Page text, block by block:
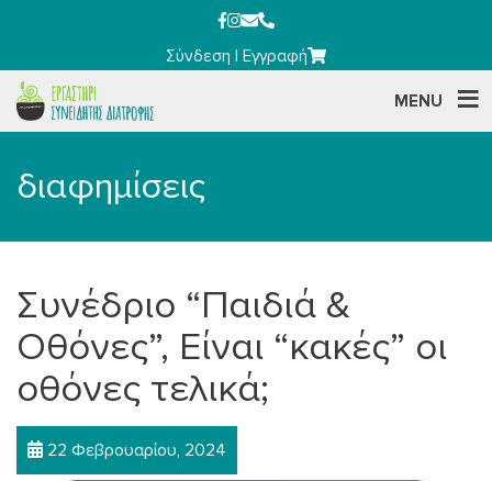
Σύνδεση |Εγγραφή
MENU
διαφημίσεις
Συνέδριο “Παιδιά &
Οθόνες”, Είναι “κακές” οι
οθόνες τελικά;
22 Φεβρουαρίου, 2024